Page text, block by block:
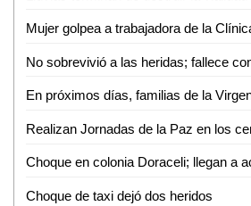
Realizan Jornadas de la Paz en los
Choque en colonia Doraceli; llegan a
Choque de taxi dejó dos heridos